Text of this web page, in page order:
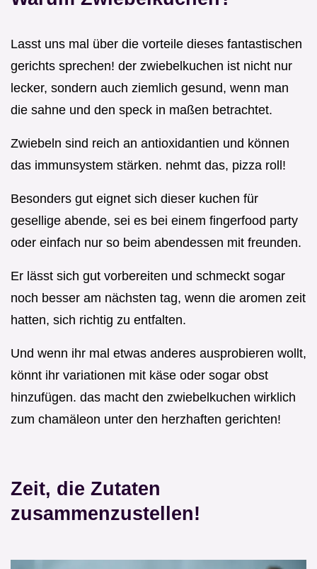
Lasst uns mal über die vorteile dieses fantastischen
gerichts sprechen! der zwiebelkuchen ist nicht nur
lecker, sondern auch ziemlich gesund, wenn man
die sahne und den speck in maßen betrachtet.
Zwiebeln sind reich an antioxidantien und können
das immunsystem stärken. nehmt das, pizza roll!
Besonders gut eignet sich dieser kuchen für
gesellige abende, sei es bei einem fingerfood party
oder einfach nur so beim abendessen mit freunden.
Er lässt sich gut vorbereiten und schmeckt sogar
noch besser am nächsten tag, wenn die aromen zeit
hatten, sich richtig zu entfalten.
Und wenn ihr mal etwas anderes ausprobieren wollt,
könnt ihr variationen mit käse oder sogar obst
hinzufügen. das macht den zwiebelkuchen wirklich
zum chamäleon unter den herzhaften gerichten!
Zeit, die Zutaten
zusammenzustellen!